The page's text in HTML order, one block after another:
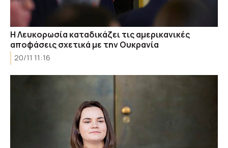
H Λευκορωσία καταδικάζει τις αμερικανικές
αποφάσεις σχετικά με την Ουκρανία
20/11 11:16